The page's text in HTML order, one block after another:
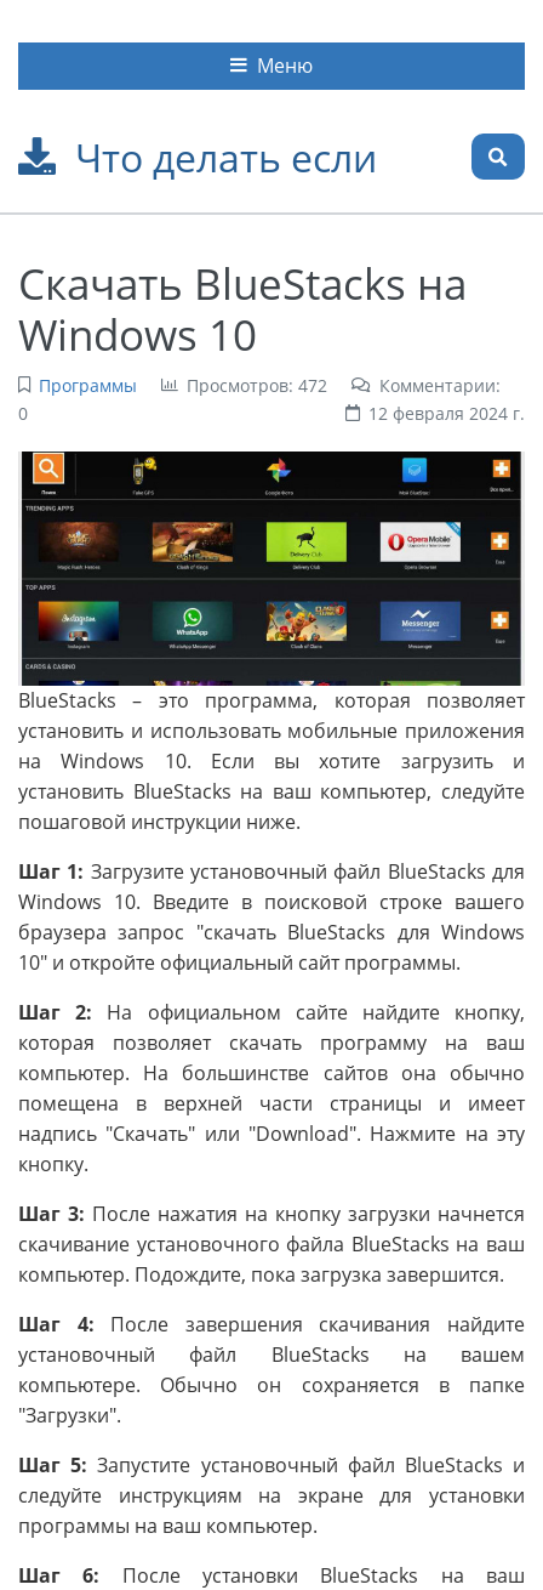
Что делать если
Меню
Скачать BlueStacks на
Windows 10
Программы Просмотров: 472
Комментарии:
0
12 февраля 2024 г.
BlueStacks – это программа, которая позволяет
установить и использовать мобильные приложения
на Windows 10. Если вы хотите загрузить и
установить BlueStacks на ваш компьютер, следуйте
пошаговой инструкции ниже.
Шаг 1: Загрузите установочный файл BlueStacks для
Windows 10. Введите в поисковой строке вашего
браузера запрос "скачать BlueStacks для Windows
10" и откройте официальный сайт программы.
Шаг 2: На официальном сайте найдите кнопку,
которая позволяет скачать программу на ваш
компьютер. На большинстве сайтов она обычно
помещена в верхней части страницы и имеет
надпись "Скачать" или "Download". Нажмите на эту
кнопку.
Шаг 3: После нажатия на кнопку загрузки начнется
скачивание установочного файла BlueStacks на ваш
компьютер. Подождите, пока загрузка завершится.
Шаг 4: После завершения скачивания найдите
установочный файл BlueStacks на вашем
компьютере. Обычно он сохраняется в папке
"Загрузки".
Шаг 5: Запустите установочный файл BlueStacks и
следуйте инструкциям на экране для установки
программы на ваш компьютер.
Шаг 6: После установки BlueStacks на ваш